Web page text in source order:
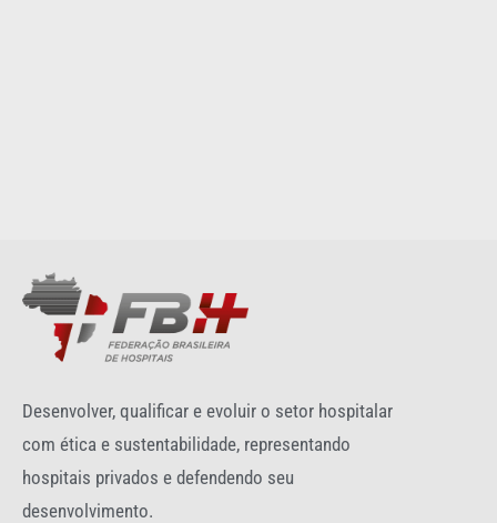
Desenvolver, qualificar e evoluir o setor hospitalar
com ética e sustentabilidade, representando
hospitais privados e defendendo seu
desenvolvimento.